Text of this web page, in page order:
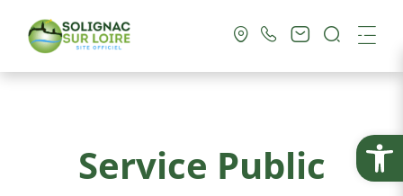
Ouvrir
Vie Pratique
Service Public